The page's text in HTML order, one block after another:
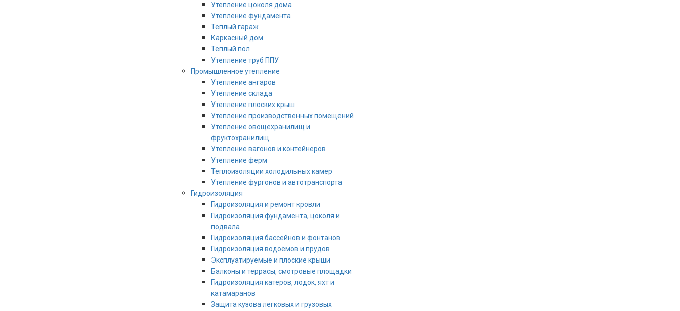
Утепление цоколя дома
Утепление фундамента
Теплый гараж
Каркасный дом
Теплый пол
Утепление труб ППУ
Промышленное утепление
Утепление ангаров
Утепление склада
Утепление плоских крыш
Утепление производственных помещений
Утепление овощехранилищ и
фруктохранилищ
Утепление вагонов и контейнеров
Утепление ферм
Теплоизоляции холодильных камер
Утепление фургонов и автотранспорта
Гидроизоляция
Гидроизоляция и ремонт кровли
Гидроизоляция фундамента, цоколя и
подвала
Гидроизоляция бассейнов и фонтанов
Гидроизоляция водоёмов и прудов
Эксплуатируемые и плоские крыши
Балконы и террасы, смотровые площадки
Гидроизоляция катеров, лодок, яхт и
катамаранов
Защита кузова легковых и грузовых